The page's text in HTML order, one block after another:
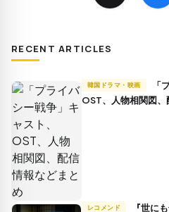
RECENT ARTICLES
韓国ドラマ・映画
OST、人物相関図
レコメンド